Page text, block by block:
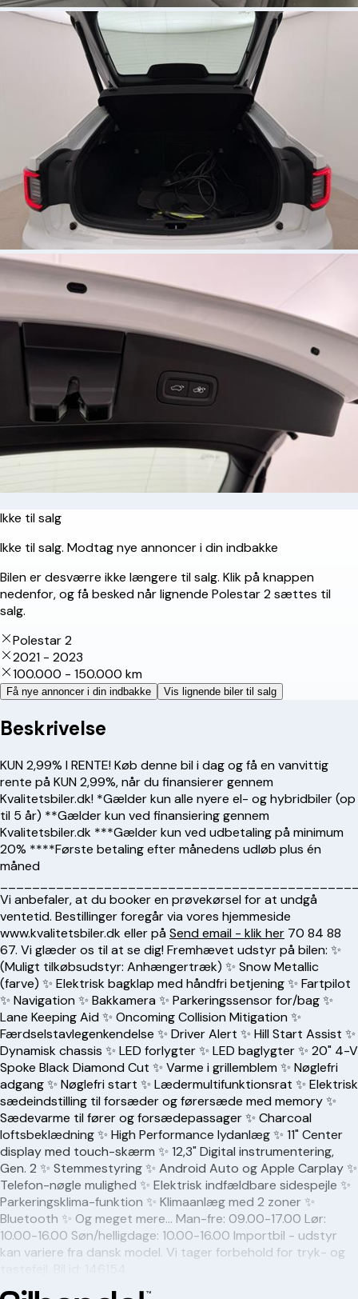
Ikke til salg
Ikke til salg. Modtag nye annoncer i din indbakke
Bilen er desværre ikke længere til salg. Klik på knappen
nedenfor, og få besked når lignende Polestar 2 sættes til
salg.
Polestar 2
2021 - 2023
100.000 - 150.000 km
Få nye annoncer i din indbakke Vis lignende biler til salg
Beskrivelse
KUN 2,99% I RENTE! Køb denne bil i dag og få en vanvittig
rente på KUN 2,99%, når du finansierer gennem
Kvalitetsbiler.dk! *Gælder kun alle nyere el- og hybridbiler (op
til 5 år) **Gælder kun ved finansiering gennem
Kvalitetsbiler.dk ***Gælder kun ved udbetaling på minimum
20% ****Første betaling efter månedens udløb plus én
måned
Vi anbefaler, at du booker en prøvekørsel for at undgå
ventetid. Bestillinger foregår via vores hjemmeside
www.kvalitetsbiler.dk eller påSend email - klik her 70 84 88
67. Vi glæder os til at se dig! Fremhævet udstyr på bilen: ✨
(Muligt tilkøbsudstyr: Anhængertræk) ✨ Snow Metallic
(farve) ✨ Elektrisk bagklap med håndfri betjening ✨ Fartpilot
✨ Navigation ✨ Bakkamera ✨ Parkeringssensor for/bag ✨
Lane Keeping Aid ✨ Oncoming Collision Mitigation ✨
Færdselstavlegenkendelse ✨ Driver Alert ✨ Hill Start Assist ✨
Dynamisk chassis ✨ LED forlygter ✨ LED baglygter ✨ 20" 4-V
Spoke Black Diamond Cut ✨ Varme i grillemblem ✨ Nøglefri
adgang ✨ Nøglefri start ✨ Lædermultifunktionsrat ✨ Elektrisk
sædeindstilling til forsæder og førersæde med memory ✨
Sædevarme til fører og forsædepassager ✨ Charcoal
loftsbeklædning ✨ High Performance lydanlæg ✨ 11" Center
display med touch-skærm ✨ 12,3" Digital instrumentering,
Gen. 2 ✨ Stemmestyring ✨ Android Auto og Apple Carplay ✨
Telefon-nøgle mulighed ✨ Elektrisk indfældbare sidespejle ✨
Parkeringsklima-funktion ✨ Klimaanlæg med 2 zoner ✨
Bluetooth ✨ Og meget mere… Man-fre: 09.00-17.00 Lør:
10.00-16.00 Søn/helligdage: 10.00-16.00 Importbil - udstyr
kan variere fra dansk model. Vi tager forbehold for tryk- og